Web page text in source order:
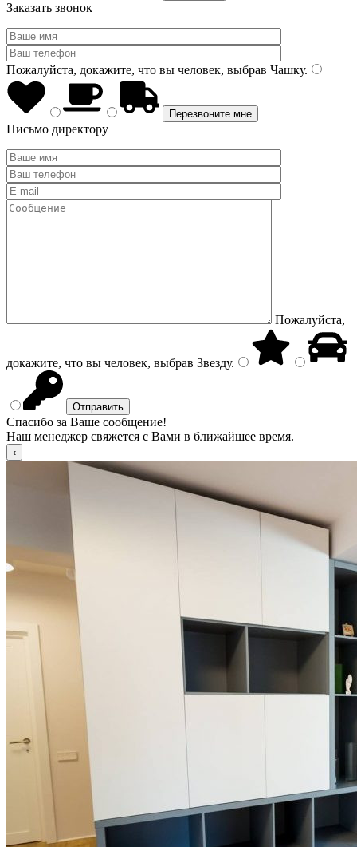
Заказать звонок
Пожалуйста, докажите, что вы человек, выбрав Чашку.
Письмо директору
Пожалуйста,
докажите, что вы человек, выбрав Звезду.
Спасибо за Ваше сообщение!
Наш менеджер свяжется с Вами в ближайшее время.